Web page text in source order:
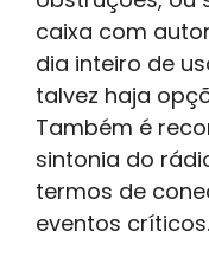
caixa com
dia inteiro de
talvez haja
Também é
sintonia do
termos de
eventos críticos.